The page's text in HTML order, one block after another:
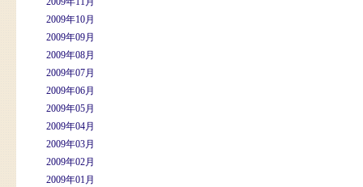
2009年10月
2009年09月
2009年08月
2009年07月
2009年06月
2009年05月
2009年04月
2009年03月
2009年02月
2009年01月